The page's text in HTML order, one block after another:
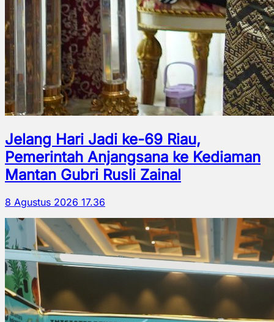
Jelang Hari Jadi ke-69 Riau,
Pemerintah Anjangsana ke Kediaman
Mantan Gubri Rusli Zainal
8 Agustus 2026 17.36